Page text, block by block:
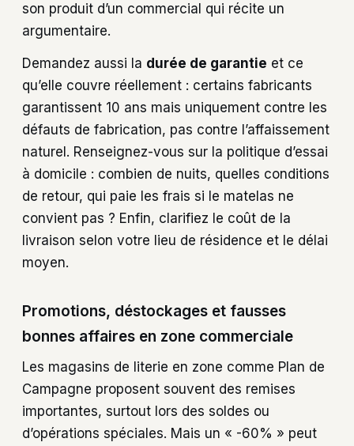
son produit d’un commercial qui récite un
argumentaire.
Demandez aussi la durée de garantie et ce
qu’elle couvre réellement : certains fabricants
garantissent 10 ans mais uniquement contre les
défauts de fabrication, pas contre l’affaissement
naturel. Renseignez-vous sur la politique d’essai
à domicile : combien de nuits, quelles conditions
de retour, qui paie les frais si le matelas ne
convient pas ? Enfin, clarifiez le coût de la
livraison selon votre lieu de résidence et le délai
moyen.
Promotions, déstockages et fausses
bonnes affaires en zone commerciale
Les magasins de literie en zone comme Plan de
Campagne proposent souvent des remises
importantes, surtout lors des soldes ou
d’opérations spéciales. Mais un « -60% » peut